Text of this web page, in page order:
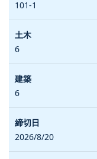
101-1
6
6
2026/8/20